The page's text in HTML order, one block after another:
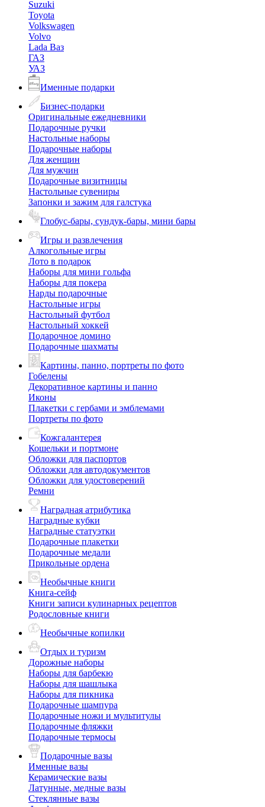
Suzuki
Toyota
Volkswagen
Volvo
Lada Ваз
ГАЗ
УАЗ
Именные подарки
Бизнес-подарки
Оригинальные ежедневники
Подарочные ручки
Настольные наборы
Подарочные наборы
Для женщин
Для мужчин
Подарочные визитницы
Настольные сувениры
Запонки и зажим для галстука
Глобус-бары, сундук-бары, мини бары
Игры и развлечения
Алкогольные игры
Лото в подарок
Наборы для мини гольфа
Наборы для покера
Нарды подарочные
Настольные игры
Настольный футбол
Настольный хоккей
Подарочное домино
Подарочные шахматы
Картины, панно, портреты по фото
Гобелены
Декоративное картины и панно
Иконы
Плакетки с гербами и эмблемами
Портреты по фото
Кожгалантерея
Кошельки и портмоне
Обложки для паспортов
Обложки для автодокументов
Обложки для удостоверений
Ремни
Наградная атрибутика
Наградные кубки
Наградные статуэтки
Подарочные плакетки
Подарочные медали
Прикольные ордена
Необычные книги
Книга-сейф
Книги записи кулинарных рецептов
Родословные книги
Необычные копилки
Отдых и туризм
Дорожные наборы
Наборы для барбекю
Наборы для шашлыка
Наборы для пикника
Подарочные шампура
Подарочные ножи и мультитулы
Подарочные фляжки
Подарочные термосы
Подарочные вазы
Именные вазы
Керамические вазы
Латунные, медные вазы
Стеклянные вазы